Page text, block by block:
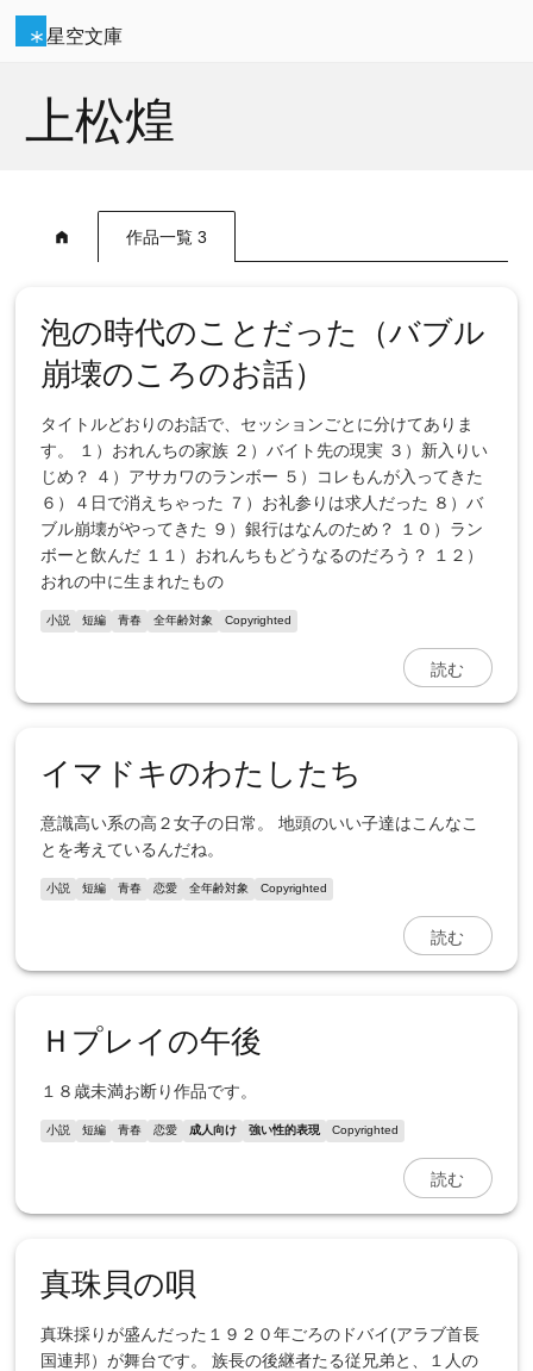
星空文庫
上松煌
作品一覧 3
泡の時代のことだった（バブル
崩壊のころのお話）
タイトルどおりのお話で、セッションごとに分けてありま
す。 １）おれんちの家族 ２）バイト先の現実 ３）新入りい
じめ？ ４）アサカワのランボー ５）コレもんが入ってきた
６）４日で消えちゃった ７）お礼参りは求人だった ８）バ
ブル崩壊がやってきた ９）銀行はなんのため？ １０）ラン
ボーと飲んだ １１）おれんちもどうなるのだろう？ １２）
おれの中に生まれたもの
小説 短編 青春 全年齢対象 Copyrighted
読む
イマドキのわたしたち
意識高い系の高２女子の日常。 地頭のいい子達はこんなこ
とを考えているんだね。
小説 短編 青春 恋愛 全年齢対象 Copyrighted
読む
Ｈプレイの午後
１８歳未満お断り作品です。
小説 短編 青春 恋愛 成人向け 強い性的表現 Copyrighted
読む
真珠貝の唄
真珠採りが盛んだった１９２０年ごろのドバイ(アラブ首長
国連邦）が舞台です。 族長の後継者たる従兄弟と、１人の